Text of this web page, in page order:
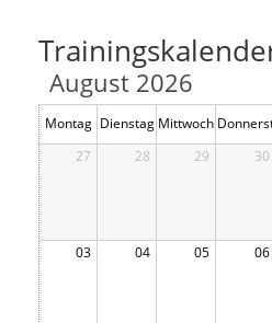
August 2026
Montag Dienstag Mittwoch
27
28 29 30
03 04 05 06